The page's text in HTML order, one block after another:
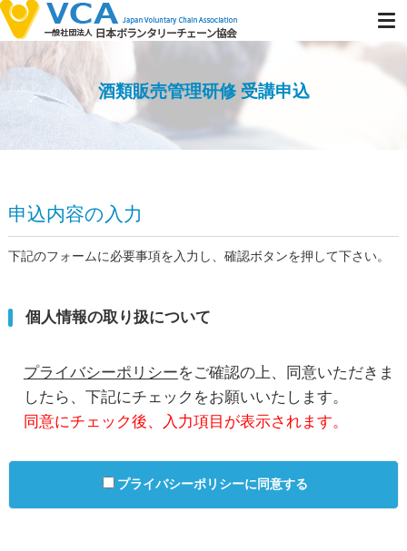
酒類販売管理研修 受講申込
申込内容の入力
下記のフォームに必要事項を入力し、確認ボタンを押して下さい。
個人情報の取り扱について
プライバシーポリシーをご確認の上、同意いただきま
したら、下記にチェックをお願いいたします。
同意にチェック後、入力項目が表示されます。
プライバシーポリシーに同意する